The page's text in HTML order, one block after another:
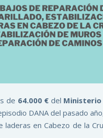
de 64.000 € del
DANA del pasado
laderas en Cabezo de la